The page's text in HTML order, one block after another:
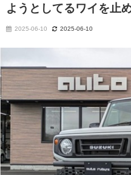
ようとしてるワイを止
2025-06-10 2025-06-10